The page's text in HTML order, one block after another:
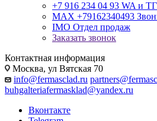
+7 916 234 04 93 WA и
MAX +79162340493
IMO Отдел продаж
Заказать звонок
Контактная информация
Москва, ул Вятская 70
info@fermasclad.ru
buhgalteriafermasklad@yandex.ru
Вконтакте